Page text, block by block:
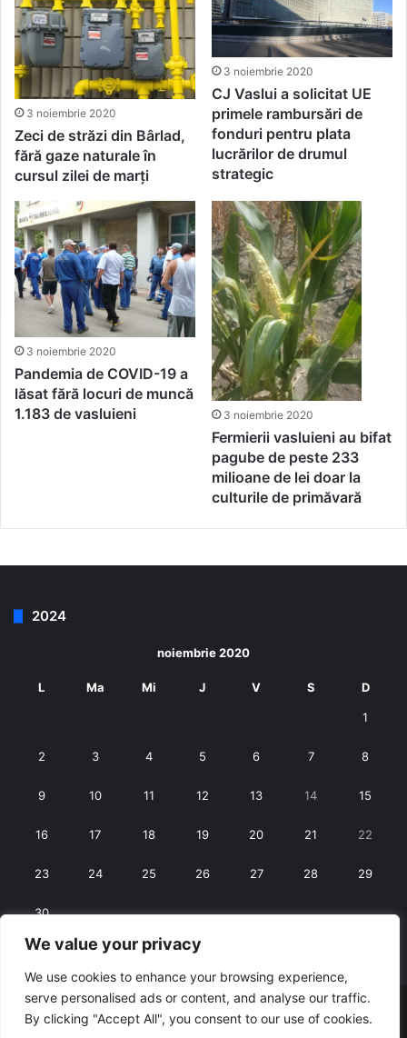
We value your privacy
We use cookies to enhance your browsing experience,
serve personalised ads or content, and analyse our traffic.
By clicking "Accept All", you consent to our use of cookies.
3 noiembrie 2020
Zeci de străzi din Bârlad,
fără gaze naturale în
cursul zilei de marți
3 noiembrie 2020
CJ Vaslui a solicitat UE
primele rambursări de
fonduri pentru plata
lucrărilor de drumul
strategic
3 noiembrie 2020
Pandemia de COVID-19 a
lăsat fără locuri de muncă
1.183 de vasluieni
3 noiembrie 2020
Fermierii vasluieni au bifat
pagube de peste 233
milioane de lei doar la
culturile de primăvară
2024
noiembrie 2020
L Ma Mi J V S D
1
2 3 4 5 6 7 8
9 10 11 12 13 14 15
16 17 18 19 20 21 22
23 24 25 26 27 28 29
30
« oct. dec. »
© Copyright 2026, All Rights Reserved | RexNet